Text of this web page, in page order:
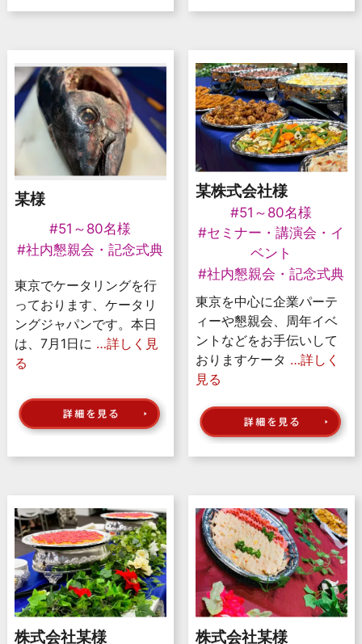
某様
#51～80名様
#社内懇親会・記念式典
東京でケータリングを行
っております、ケータリ
ングジャパンです。本日
は、7月1日に …詳しく見
る
某株式会社様
#51～80名様
#セミナー・講演会・イ
ベント
#社内懇親会・記念式典
東京を中心に企業パーテ
ィーや懇親会、周年イベ
ントなどをお手伝いして
おりますケータ …詳しく
見る
株式会社某様 株式会社某様